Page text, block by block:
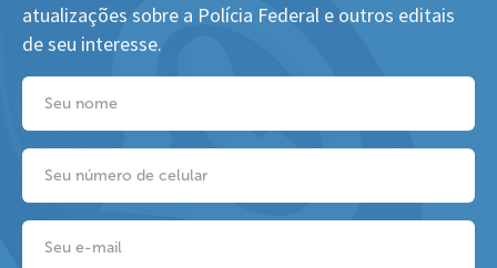
atualizações sobre a Polícia Federal e outros editais
de seu interesse.